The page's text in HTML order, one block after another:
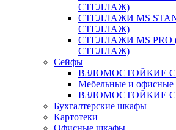
СТЕЛЛАЖ)
СТЕЛЛАЖИ MS
СТЕЛЛАЖ)
СТЕЛЛАЖИ MS PRO
СТЕЛЛАЖ)
Сейфы
ВЗЛОМОСТОЙКИЕ
Мебельные и офисные
ВЗЛОМОСТОЙКИЕ
Бухгалтерские шкафы
Картотеки